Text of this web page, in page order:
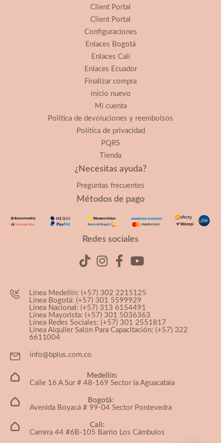
Client Portal
Client Portal
Configuraciones
Enlaces Bogotá
Enlaces Cali
Enlaces Ecuador
Finalizar compra
inicio nuevo
Mi cuenta
Política de devoluciones y reembolsos
Política de privacidad
PQRS
Tienda
¿Necesitas ayuda?
Preguntas frecuentes
Métodos de pago
Redes sociales
Línea Medellín: (+57) 302 2215125
Línea Bogotá: (+57) 301 5599929
Línea Nacional: (+57) 313 6154491
Línea Mayorista: (+57) 301 5036363
Línea Redes Sociales: (+57) 301 2551817
Línea Alquiler Salón Para Capacitación: (+57) 322
6611004
info@bplus.com.co
Medellín:
Calle 16 A Sur # 48-169 Sector la Aguacatala
Bogotá:
Avenida Boyacá # 99-04 Sector Pontevedra
Cali:
Carrera 44 #6B-105 Barrio Los Cámbulos